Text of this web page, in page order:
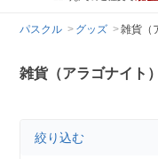
パスクル グッズ 雑貨（
雑貨（アラゴナイト）
絞り込む